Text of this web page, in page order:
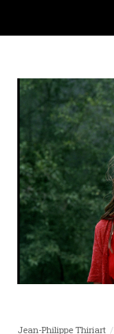
Jean-Philippe Thiriart